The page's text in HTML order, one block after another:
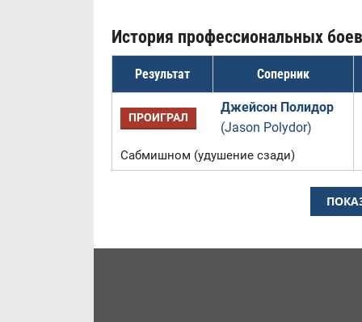
История профессиональных боев
Результат Соперник
ПРОИГРАЛ
Джейсон Полидор
(Jason Polydor)
Сабмишном (удушение сзади)